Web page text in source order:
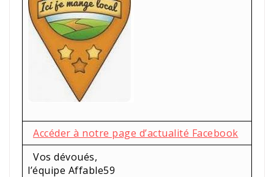
Accéder à notre page d’actualité Facebook
Vos dévoués,
l’équipe Affable59